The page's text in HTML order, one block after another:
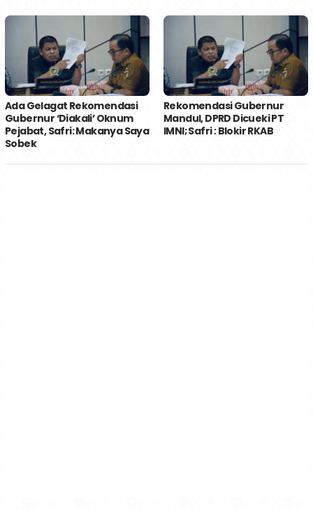
Ada Gelagat Rekomendasi
Gubernur ‘Diakali’ Oknum
Pejabat, Safri: Makanya Saya
Sobek
Rekomendasi Gubernur
Mandul, DPRD Dicueki PT
IMNI; Safri : Blokir RKAB